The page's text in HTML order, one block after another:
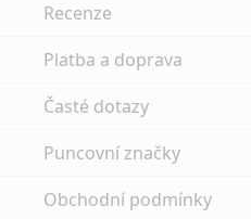
Recenze
Platba a doprava
Časté dotazy
Puncovní značky
Obchodní podmínky